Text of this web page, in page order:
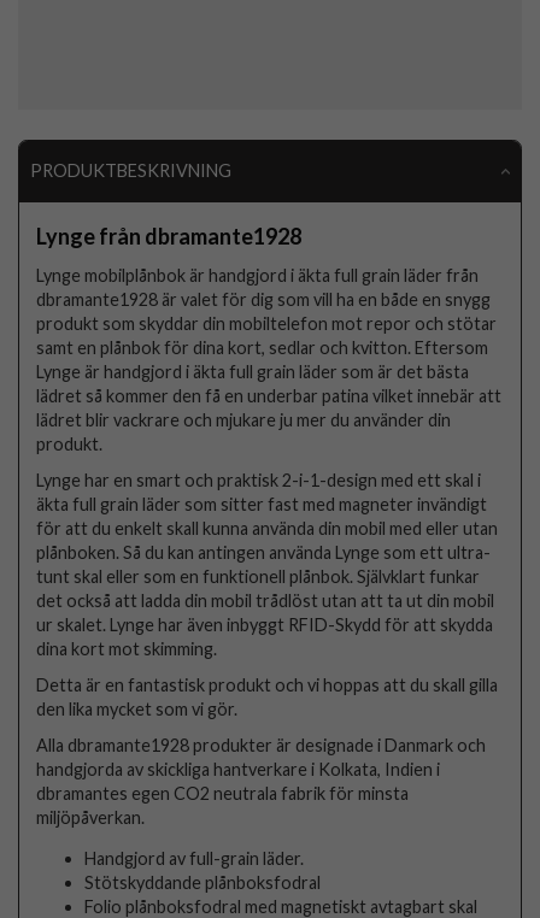
PRODUKTBESKRIVNING
Lynge från dbramante1928
Lynge mobilplånbok är handgjord i äkta full grain läder från
dbramante1928 är valet för dig som vill ha en både en snygg
produkt som skyddar din mobiltelefon mot repor och stötar
samt en plånbok för dina kort, sedlar och kvitton. Eftersom
Lynge är handgjord i äkta full grain läder som är det bästa
lädret så kommer den få en underbar patina vilket innebär att
lädret blir vackrare och mjukare ju mer du använder din
produkt.
Lynge har en smart och praktisk 2-i-1-design med ett skal i
äkta full grain läder som sitter fast med magneter invändigt
för att du enkelt skall kunna använda din mobil med eller utan
plånboken. Så du kan antingen använda Lynge som ett ultra-
tunt skal eller som en funktionell plånbok. Självklart funkar
det också att ladda din mobil trådlöst utan att ta ut din mobil
ur skalet. Lynge har även inbyggt RFID-Skydd för att skydda
dina kort mot skimming.
Detta är en fantastisk produkt och vi hoppas att du skall gilla
den lika mycket som vi gör.
Alla dbramante1928 produkter är designade i Danmark och
handgjorda av skickliga hantverkare i Kolkata, Indien i
dbramantes egen CO2 neutrala fabrik för minsta
miljöpåverkan.
Handgjord av full-grain läder.
Stötskyddande plånboksfodral
Folio plånboksfodral med magnetiskt avtagbart skal